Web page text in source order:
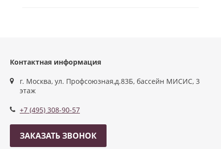
Контактная информация
г. Москва, ул. Профсоюзная,д.83Б, бассейн МИСИС, 3
этаж
+7 (495) 308-90-57
ЗАКАЗАТЬ ЗВОНОК